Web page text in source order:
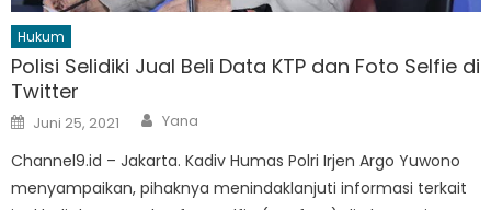
Hukum
Polisi Selidiki Jual Beli Data KTP dan Foto Selfie di
Twitter
Posted
on
Juni 25, 2021 Author
Yana
Channel9.id – Jakarta. Kadiv Humas Polri Irjen Argo Yuwono
menyampaikan, pihaknya menindaklanjuti informasi terkait